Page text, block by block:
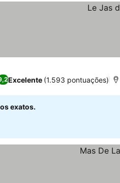
Excelente (1.593 pontuações)
exatos.